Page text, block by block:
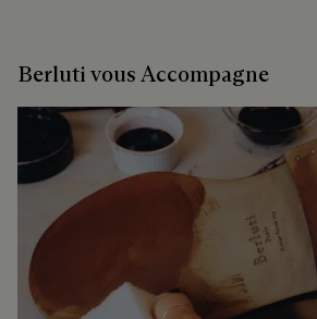
Berluti vous Accompagne